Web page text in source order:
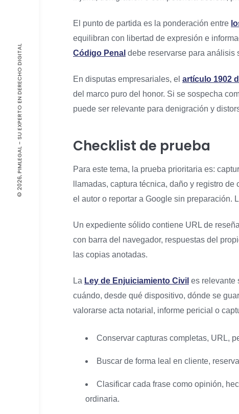
© 2026, PIMLEGAL - SU EXPERTO EN DERECHO DIGITAL
El punto de partida es la ponderación entre
equilibran con libertad de expresión e
Código Penal debe reservarse para análisis
En disputas empresariales, el artículo 1902
del marco puro del honor. Si se sospecha
puede ser relevante para denigración y
Checklist de prueba
Para este tema, la prueba prioritaria es:
llamadas, captura técnica, daño y registro
el autor o reportar a Google sin preparación.
Un expediente sólido contiene URL de
con barra del navegador, respuestas del
las copias anotadas.
La Ley de Enjuiciamiento Civil es relevante
cuándo, desde qué dispositivo, dónde se
valorarse acta notarial, informe pericial o
Conservar capturas completas, URL,
Buscar de forma leal en cliente,
Clasificar cada frase como opinión,
ordinaria.